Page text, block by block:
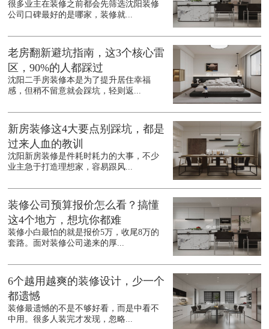
很多业主在装修之前都会先筛选沈阳装修
公司口碑最好的是哪家，装修就...
老房翻新避坑指南，这3个核心雷
区，90%的人都踩过
沈阳二手房装修本是为了提升居住幸福
感，但稍不留意就会踩坑，轻则返...
新房装修这4大要点别踩坑，都是
过来人血的教训
沈阳新房装修是件耗时耗力的大事，不少
业主急于打造理想家，容易跟风...
装修公司预算报价怎么看？搞懂
这4个地方，想坑你都难
装修小白最怕的就是报价5万，收尾8万的
套路。面对装修公司递来的厚...
6个越用越爽的装修设计，少一个
都遗憾
装修最遗憾的不是不够好看，而是中看不
中用。很多人装完才发现，忽略...